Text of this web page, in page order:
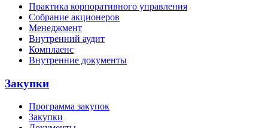
Практика корпоративного управления
Собрание акционеров
Менеджмент
Внутренний аудит
Комплаенс
Внутренние документы
Закупки
Программа закупок
Закупки